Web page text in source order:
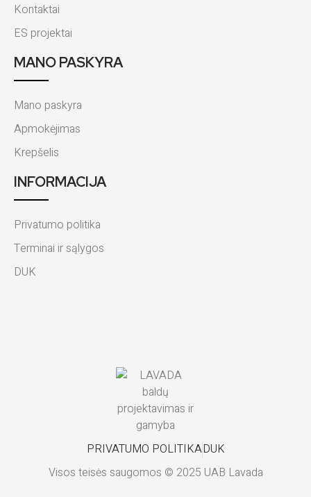
Kontaktai
ES projektai
MANO PASKYRA
Mano paskyra
Apmokėjimas
Krepšelis
INFORMACIJA
Privatumo politika
Terminai ir sąlygos
DUK
PRIVATUMO POLITIKADUK
Visos teisės saugomos © 2025 UAB Lavada